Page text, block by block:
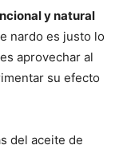
y natural
nardo es justo lo
aprovechar al
su efecto
del aceite de